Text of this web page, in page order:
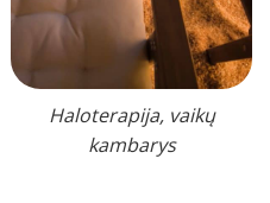
Haloterapija, vaikų
kambarys